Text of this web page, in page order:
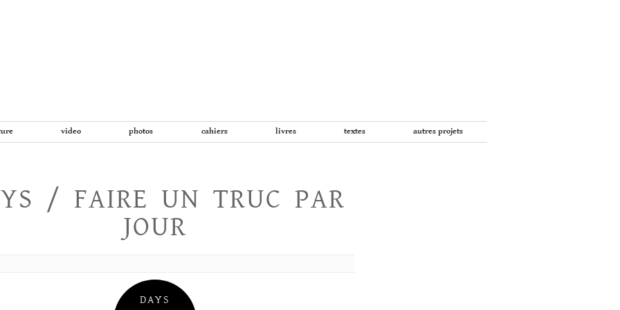
video photos cahiers livres textes autres projets
/ FAIRE UN TRUC PAR
JOUR
DAYS